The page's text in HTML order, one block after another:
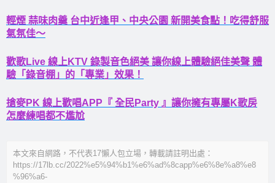
輕煙 蒜味肉羹 台中近逢甲、中央公園 新開美食點！吃得舒服
氣氛佳～
歡歌Live 線上KTV 錄製音色絕美 讓你線上體驗絕佳美聲 體
驗「錄音棚」的「專業」效果！
搶麥PK 線上歡唱APP『 全民Party 』讓你擁有專屬K歌房
怎麼練唱都不尷尬
本文來自網路，不代表17懶人包立場，轉載請註明出處：
https://17lb.cc/2022%e5%94%b1%e6%ad%8capp%e6%8e%a8%e8
%96%a6-